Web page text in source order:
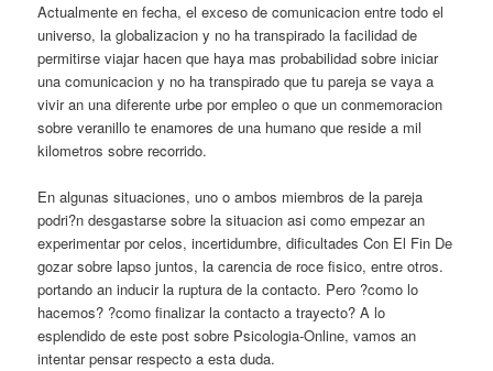
Actualmente en fecha, el exceso de comunicacion entre todo el
universo, la globalizacion y no ha transpirado la facilidad de
permitirse viajar hacen que haya mas probabilidad sobre iniciar
una comunicacion y no ha transpirado que tu pareja se vaya a
vivir an una diferente urbe por empleo o que un conmemoracion
sobre veranillo te enamores de una humano que reside a mil
kilometros sobre recorrido.
En algunas situaciones, uno o ambos miembros de la pareja
podri?n desgastarse sobre la situacion asi como empezar an
experimentar por celos, incertidumbre, dificultades Con El Fin De
gozar sobre lapso juntos, la carencia de roce fisico, entre otros.
portando an inducir la ruptura de la contacto. Pero ?como lo
hacemos? ?como finalizar la contacto a trayecto? A lo
esplendido de este post sobre Psicologia-Online, vamos an
intentar pensar respecto a esta duda.